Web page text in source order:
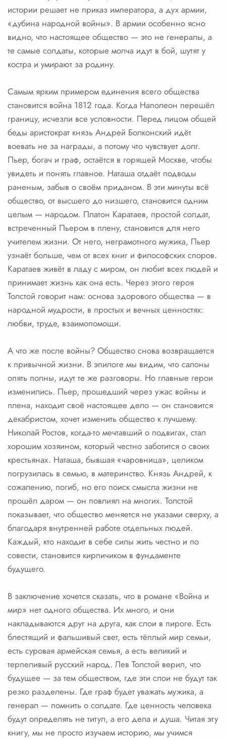
истории решает не приказ императора, а дух армии,
«дубина народной войны». В армии особенно ясно
видно, что настоящее общество — это не генералы, а
те самые солдаты, которые молча идут в бой, шутят у
костра и умирают за родину.
Самым ярким примером единения всего общества
становится война 1812 года. Когда Наполеон перешёл
границу, исчезли все условности. Перед лицом общей
беды аристократ князь Андрей Болконский идёт
воевать не за награды, а потому что чувствует долг.
Пьер, богач и граф, остаётся в горящей Москве, чтобы
увидеть и понять главное. Наташа отдаёт подводы
раненым, забыв о своём приданом. В эти минуты всё
общество, от высшего до низшего, становится одним
целым — народом. Платон Каратаев, простой солдат,
встреченный Пьером в плену, становится для него
учителем жизни. От него, неграмотного мужика, Пьер
узнаёт больше, чем от всех книг и философских споров.
Каратаев живёт в ладу с миром, он любит всех людей и
принимает жизнь как она есть. Через этого героя
Толстой говорит нам: основа здорового общества — в
народной мудрости, в простых и вечных ценностях:
любви, труде, взаимопомощи.
А что же после войны? Общество снова возвращается
к привычной жизни. В эпилоге мы видим, что салоны
опять полны, идут те же разговоры. Но главные герои
изменились. Пьер, прошедший через ужас войны и
плена, находит своё настоящее дело — он становится
декабристом, хочет изменить общество к лучшему.
Николай Ростов, когда-то мечтавший о подвигах, стал
хорошим хозяином, который честно заботится о своих
крестьянах. Наташа, бывшая «чаровница», целиком
погрузилась в семью, в материнство. Князь Андрей, к
сожалению, погиб, но его поиск смысла жизни не
прошёл даром — он повлиял на многих. Толстой
показывает, что общество меняется не указами сверху, а
благодаря внутренней работе отдельных людей.
Каждый, кто находит в себе силы жить честно и по
совести, становится кирпичиком в фундаменте
будущего.
В заключение хочется сказать, что в романе «Война и
мир» нет одного общества. Их много, и они
накладываются друг на друга, как слои в пироге. Есть
блестящий и фальшивый свет, есть тёплый мир семьи,
есть суровая армейская семья, а есть великий и
терпеливый русский народ. Лев Толстой верил, что
будущее — за тем обществом, где эти слои не будут так
резко разделены. Где граф будет уважать мужика, а
генерал — помнить о солдате. Где ценность человека
будут определять не титул, а его дела и душа. Читая эту
книгу, мы не просто изучаем историю, мы учимся